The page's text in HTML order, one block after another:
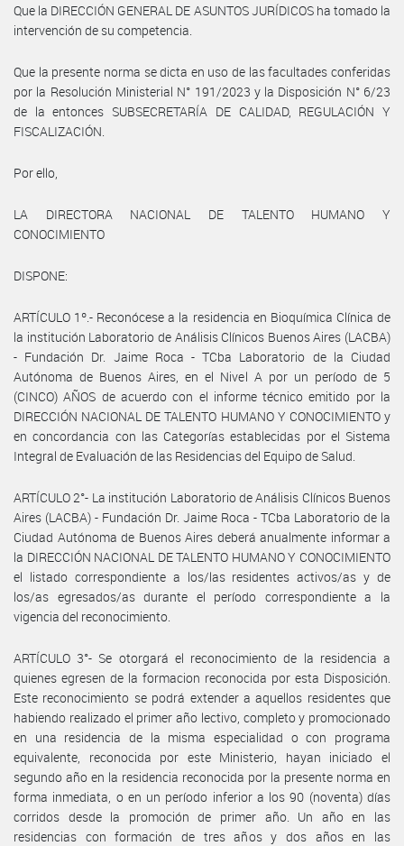
Que la DIRECCIÓN GENERAL DE ASUNTOS JURÍDICOS ha tomado la
intervención de su competencia.
Que la presente norma se dicta en uso de las facultades conferidas
por la Resolución Ministerial N° 191/2023 y la Disposición N° 6/23
de la entonces SUBSECRETARÍA DE CALIDAD, REGULACIÓN Y
FISCALIZACIÓN.
Por ello,
LA DIRECTORA NACIONAL DE TALENTO HUMANO Y
CONOCIMIENTO
DISPONE:
ARTÍCULO 1º.- Reconócese a la residencia en Bioquímica Clínica de
la institución Laboratorio de Análisis Clínicos Buenos Aires (LACBA)
- Fundación Dr. Jaime Roca - TCba Laboratorio de la Ciudad
Autónoma de Buenos Aires, en el Nivel A por un período de 5
(CINCO) AÑOS de acuerdo con el informe técnico emitido por la
DIRECCIÓN NACIONAL DE TALENTO HUMANO Y CONOCIMIENTO y
en concordancia con las Categorías establecidas por el Sistema
Integral de Evaluación de las Residencias del Equipo de Salud.
ARTÍCULO 2°- La institución Laboratorio de Análisis Clínicos Buenos
Aires (LACBA) - Fundación Dr. Jaime Roca - TCba Laboratorio de la
Ciudad Autónoma de Buenos Aires deberá anualmente informar a
la DIRECCIÓN NACIONAL DE TALENTO HUMANO Y CONOCIMIENTO
el listado correspondiente a los/las residentes activos/as y de
los/as egresados/as durante el período correspondiente a la
vigencia del reconocimiento.
ARTÍCULO 3°- Se otorgará el reconocimiento de la residencia a
quienes egresen de la formacion reconocida por esta Disposición.
Este reconocimiento se podrá extender a aquellos residentes que
habiendo realizado el primer año lectivo, completo y promocionado
en una residencia de la misma especialidad o con programa
equivalente, reconocida por este Ministerio, hayan iniciado el
segundo año en la residencia reconocida por la presente norma en
forma inmediata, o en un período inferior a los 90 (noventa) días
corridos desde la promoción de primer año. Un año en las
residencias con formación de tres años y dos años en las